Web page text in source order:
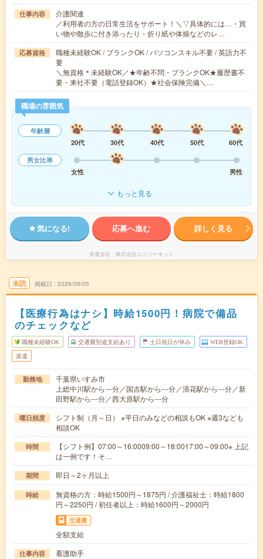
仕事内容
介護関連
／利用者の方の日常生活をサポート！＼▽具体的には…・買
い物や散歩に付き添ったり・折り紙や体操などのレ…
応募資格
職種未経験OK / ブランクOK / パソコンスキル不要 / 英語力不
要
＼無資格＊未経験OK／★年齢不問・ブランクOK★履歴書不
要・来社不要（電話登録OK）★社会保険完備＼…
職場の雰囲気
年齢層
20代
30代 40代 50代
60代
男女比率
女性
男性
もっと見る
気になる! 応募へ進む 詳しく見る
派遣会社 株式会社ニッソーネット
未読 掲載日 2026/08/05
【医療行為はナシ】時給1500円！病院で備品
のチェックなど
職種未経験OK 交通費別途支給あり 土日祝日が休み WEB登録OK
派遣
勤務地
千葉県いすみ市
上総中川駅から---分／国吉駅から---分／浪花駅から---分／新
田野駅から---分／西大原駅から---分
曜日頻度
シフト制（月～日） ※平日のみなどの相談もOK ※週3なども
相談OK
時間
【シフト例】07:00～16:0009:00～18:0017:00～09:00※ 上記
は一例です！そ…
期間 即日～2ヶ月以上
時給
無資格の方：時給1500円～1875円 / 介護福祉士：時給1800
円～2250円 / 初任者以上：時給1600円～2000円
交通費
全額支給
仕事内容
看護助手